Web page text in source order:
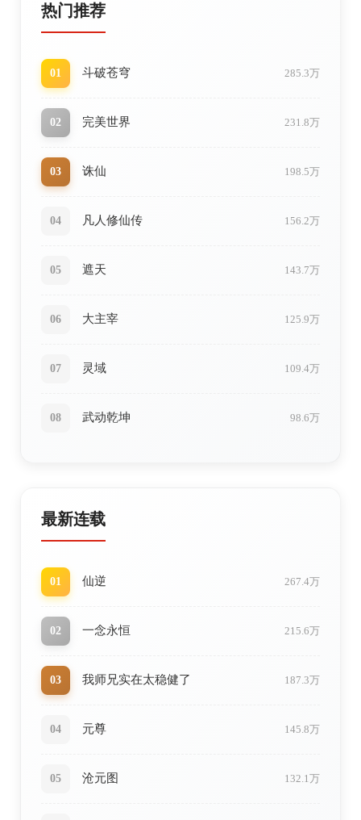
热门推荐
01 斗破苍穹 285.3万
02 完美世界 231.8万
03 诛仙 198.5万
04 凡人修仙传 156.2万
05 遮天 143.7万
06 大主宰 125.9万
07 灵域 109.4万
08 武动乾坤 98.6万
最新连载
01 仙逆 267.4万
02 一念永恒 215.6万
03 我师兄实在太稳健了 187.3万
04 元尊 145.8万
05 沧元图 132.1万